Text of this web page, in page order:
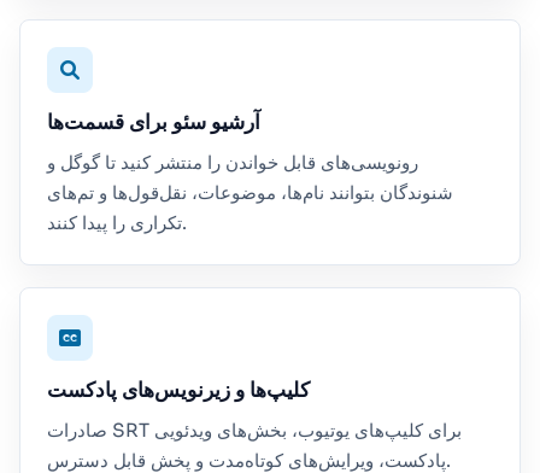
آرشیو سئو برای قسمت‌ها
رونویسی‌های قابل خواندن را منتشر کنید تا گوگل و
شنوندگان بتوانند نام‌ها، موضوعات، نقل‌قول‌ها و تم‌های
تکراری را پیدا کنند.
کلیپ‌ها و زیرنویس‌های پادکست
صادرات SRT برای کلیپ‌های یوتیوب، بخش‌های ویدئویی
پادکست، ویرایش‌های کوتاه‌مدت و پخش قابل دسترس.